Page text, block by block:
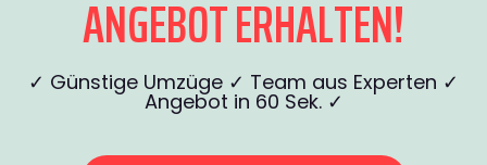
ANGEBOT ERHALTEN!
✓ Günstige Umzüge ✓ Team aus Experten ✓
Angebot in 60 Sek. ✓